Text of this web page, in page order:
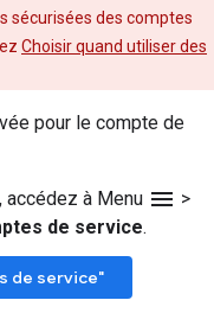
sécurisées des comptes
Choisir quand utiliser des
pour le compte de
accédez à Menu menu >
de service.
de service"